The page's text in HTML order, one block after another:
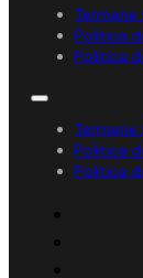
Politica
Politica
Politica
Politica